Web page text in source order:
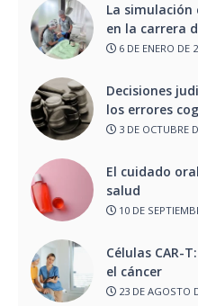
La simulación
en la carrera
6 DE ENERO DE
Decisiones
los errores
3 DE OCTUBRE
El cuidado
salud
10 DE
Células CAR-
el cáncer
23 DE AGOSTO